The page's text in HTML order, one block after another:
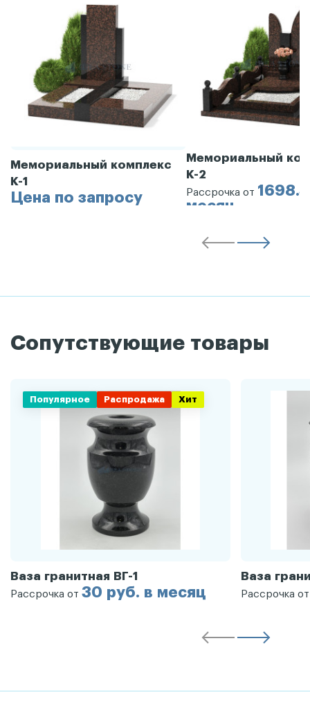
Мемориальный комплекс
К-1
Цена по запросу
Мемориальный
К-2
Рассрочка от
месяц
Сопутствующие товары
Популярное Распродажа Хит
Ваза гранитная ВГ-1
Рассрочка от 30 руб. в месяц
Ваза
Рассрочка